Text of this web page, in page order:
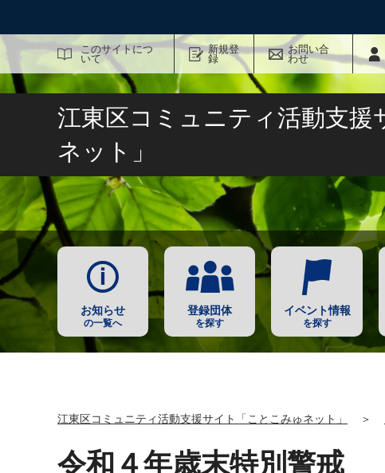
このサイトにつ
いて
新規登
録
お問い合
わせ
サイト内検索
江東区コミュニティ活動支援
ネット」
お知らせ
の一覧へ
登録団体
を探す
イベント情報
を探す
江東区コミュニティ活動支援サイト「ことこみゅネット」 ＞
令和４年歳末特別警戒